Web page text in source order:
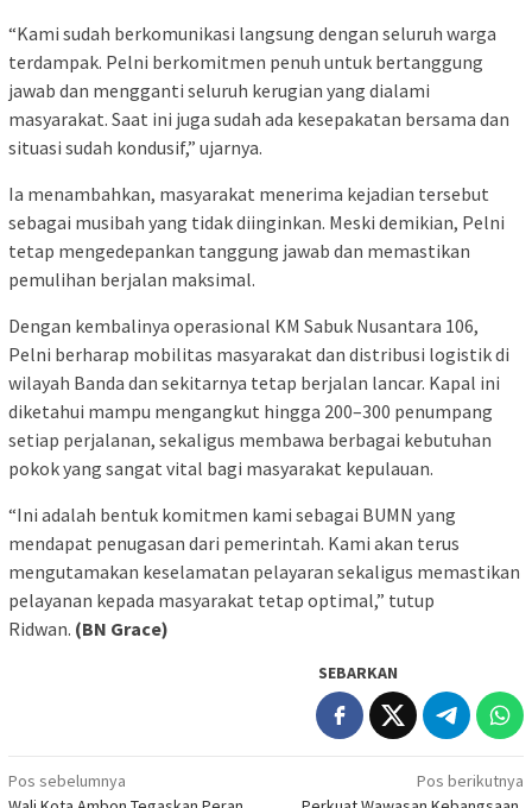
“Kami sudah berkomunikasi langsung dengan seluruh warga
terdampak. Pelni berkomitmen penuh untuk bertanggung
jawab dan mengganti seluruh kerugian yang dialami
masyarakat. Saat ini juga sudah ada kesepakatan bersama dan
situasi sudah kondusif,” ujarnya.
Ia menambahkan, masyarakat menerima kejadian tersebut
sebagai musibah yang tidak diinginkan. Meski demikian, Pelni
tetap mengedepankan tanggung jawab dan memastikan
pemulihan berjalan maksimal.
Dengan kembalinya operasional KM Sabuk Nusantara 106,
Pelni berharap mobilitas masyarakat dan distribusi logistik di
wilayah Banda dan sekitarnya tetap berjalan lancar. Kapal ini
diketahui mampu mengangkut hingga 200–300 penumpang
setiap perjalanan, sekaligus membawa berbagai kebutuhan
pokok yang sangat vital bagi masyarakat kepulauan.
“Ini adalah bentuk komitmen kami sebagai BUMN yang
mendapat penugasan dari pemerintah. Kami akan terus
mengutamakan keselamatan pelayaran sekaligus memastikan
pelayanan kepada masyarakat tetap optimal,” tutup
Ridwan. (BN Grace)
SEBARKAN
Navigasi
Pos sebelumnya
Pos berikutnya